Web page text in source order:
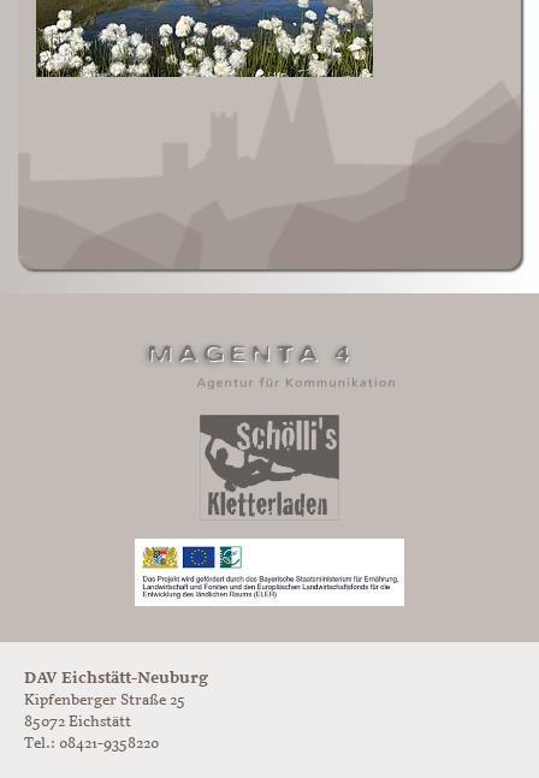
DAV Eichstätt-Neuburg
Kipfenberger Straße 25
85072 Eichstätt
Tel.: 08421-9358220